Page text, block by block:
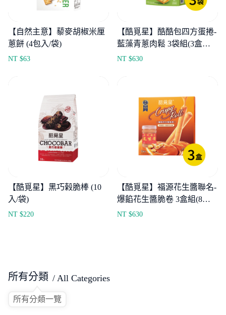
【自然主意】藜麥胡椒米厘
蔥餅 (4包入/袋)
NT $63
【酷覓星】酷酷包四方蛋捲-
藍藻青蔥肉鬆 3袋組(3盒入/
袋)
NT $630
【酷覓星】黑巧榖脆棒 (10
入/袋)
NT $220
【酷覓星】福源花生醬聯名-
爆餡花生醬脆卷 3盒組(8入/
盒)
NT $630
所有分類 / All Categories
所有分類一覽